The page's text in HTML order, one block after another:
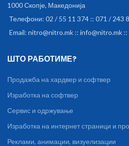
1000 Скопје, Македонија
Телефони: 02 / 55 11 374 :: 071 / 243
Email: nitro@nitro.mk :: info@nitro.mk
ШТО РАБОТИМЕ?
Продажба на хардвер и софтвер
Изработка на софтвер
Сервис и одржување
Изработка на интернет страници и
Реклами, анимации, визуелизации